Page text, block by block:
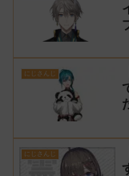
にじさんじ
にじさんじ